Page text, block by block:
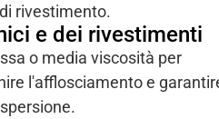
rivestimento.
e dei rivestimenti
o media viscosità per
l'afflosciamento e